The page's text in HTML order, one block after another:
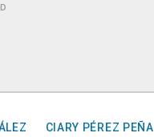
CIARY PÉREZ PEÑA